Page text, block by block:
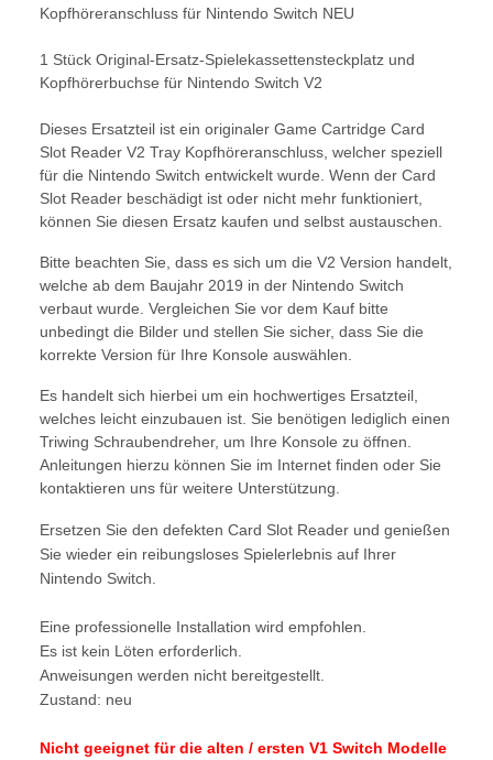
Kopfhöreranschluss für Nintendo Switch NEU
1 Stück Original-Ersatz-Spielekassettensteckplatz und
Kopfhörerbuchse für Nintendo Switch V2
Dieses Ersatzteil ist ein originaler Game Cartridge Card
Slot Reader V2 Tray Kopfhöreranschluss, welcher speziell
für die Nintendo Switch entwickelt wurde. Wenn der Card
Slot Reader beschädigt ist oder nicht mehr funktioniert,
können Sie diesen Ersatz kaufen und selbst austauschen.
Bitte beachten Sie, dass es sich um die V2 Version handelt,
welche ab dem Baujahr 2019 in der Nintendo Switch
verbaut wurde. Vergleichen Sie vor dem Kauf bitte
unbedingt die Bilder und stellen Sie sicher, dass Sie die
korrekte Version für Ihre Konsole auswählen.
Es handelt sich hierbei um ein hochwertiges Ersatzteil,
welches leicht einzubauen ist. Sie benötigen lediglich einen
Triwing Schraubendreher, um Ihre Konsole zu öffnen.
Anleitungen hierzu können Sie im Internet finden oder Sie
kontaktieren uns für weitere Unterstützung.
Ersetzen Sie den defekten Card Slot Reader und genießen
Sie wieder ein reibungsloses Spielerlebnis auf Ihrer
Nintendo Switch.
Eine professionelle Installation wird empfohlen.
Es ist kein Löten erforderlich.
Anweisungen werden nicht bereitgestellt.
Zustand: neu
Nicht geeignet für die alten / ersten V1 Switch Modelle